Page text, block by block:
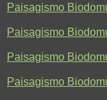
Paisagismo
Paisagismo
Paisagismo
Paisagismo